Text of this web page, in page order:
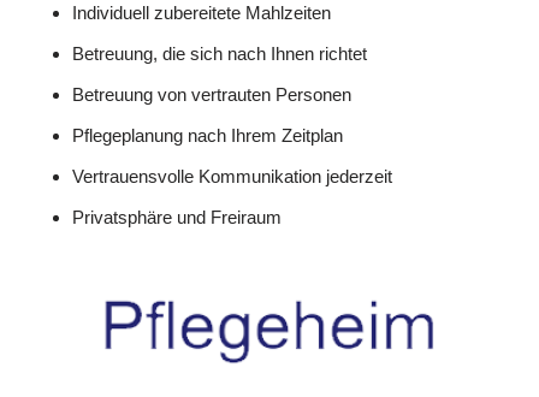
Individuell zubereitete Mahlzeiten
Betreuung, die sich nach Ihnen richtet
Betreuung von vertrauten Personen
Pflegeplanung nach Ihrem Zeitplan
Vertrauensvolle Kommunikation jederzeit
Privatsphäre und Freiraum